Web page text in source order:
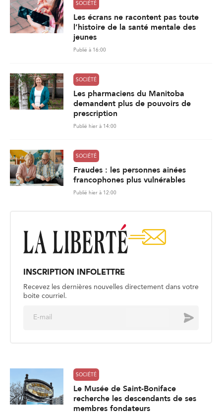
SOCIÉTÉ
Les écrans ne racontent pas toute
l’histoire de la santé mentale des
jeunes
Publié à 16:00
SOCIÉTÉ
Les pharmaciens du Manitoba
demandent plus de pouvoirs de
prescription
Publié hier à 14:00
SOCIÉTÉ
Fraudes : les personnes ainées
francophones plus vulnérables
Publié hier à 12:00
INSCRIPTION INFOLETTRE
Recevez les dernières nouvelles directement dans votre
boite courriel.
Envoyer
SOCIÉTÉ
Le Musée de Saint-Boniface
recherche les descendants de ses
membres fondateurs